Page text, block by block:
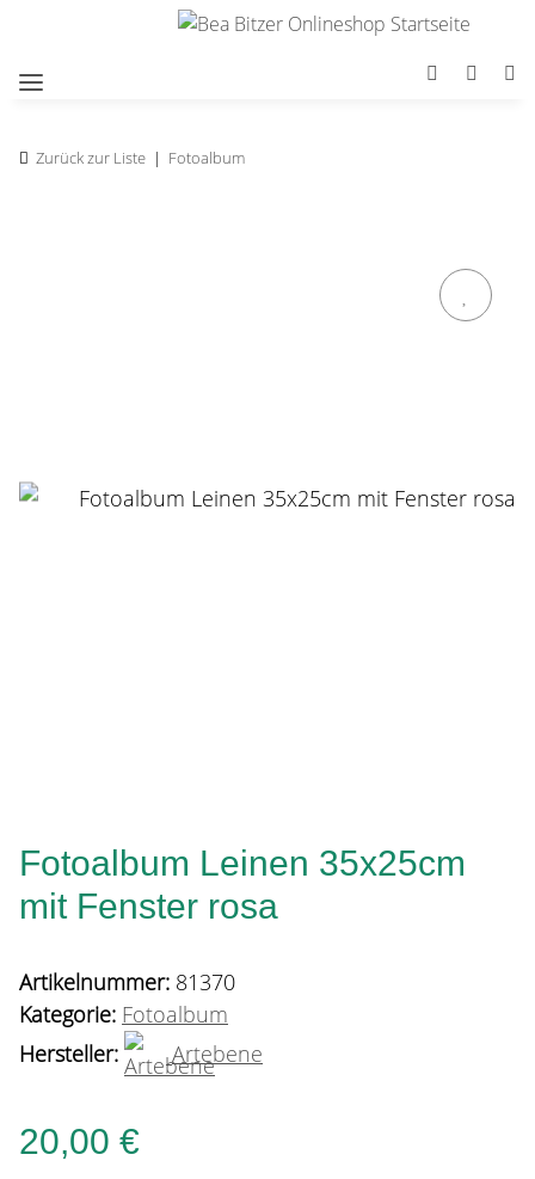
Zurück zur Liste Fotoalbum
Fotoalbum Leinen 35x25cm
mit Fenster rosa
Artikelnummer: 81370
Kategorie: Fotoalbum
Hersteller:
Artebene
20,00 €